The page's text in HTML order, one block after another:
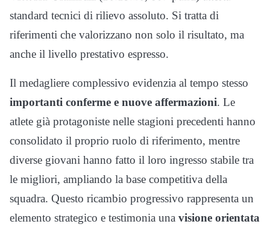
standard tecnici di rilievo assoluto. Si tratta di
riferimenti che valorizzano non solo il risultato, ma
anche il livello prestativo espresso.
Il medagliere complessivo evidenzia al tempo stesso
importanti conferme e nuove affermazioni. Le
atlete già protagoniste nelle stagioni precedenti hanno
consolidato il proprio ruolo di riferimento, mentre
diverse giovani hanno fatto il loro ingresso stabile tra
le migliori, ampliando la base competitiva della
squadra. Questo ricambio progressivo rappresenta un
elemento strategico e testimonia una visione orientata